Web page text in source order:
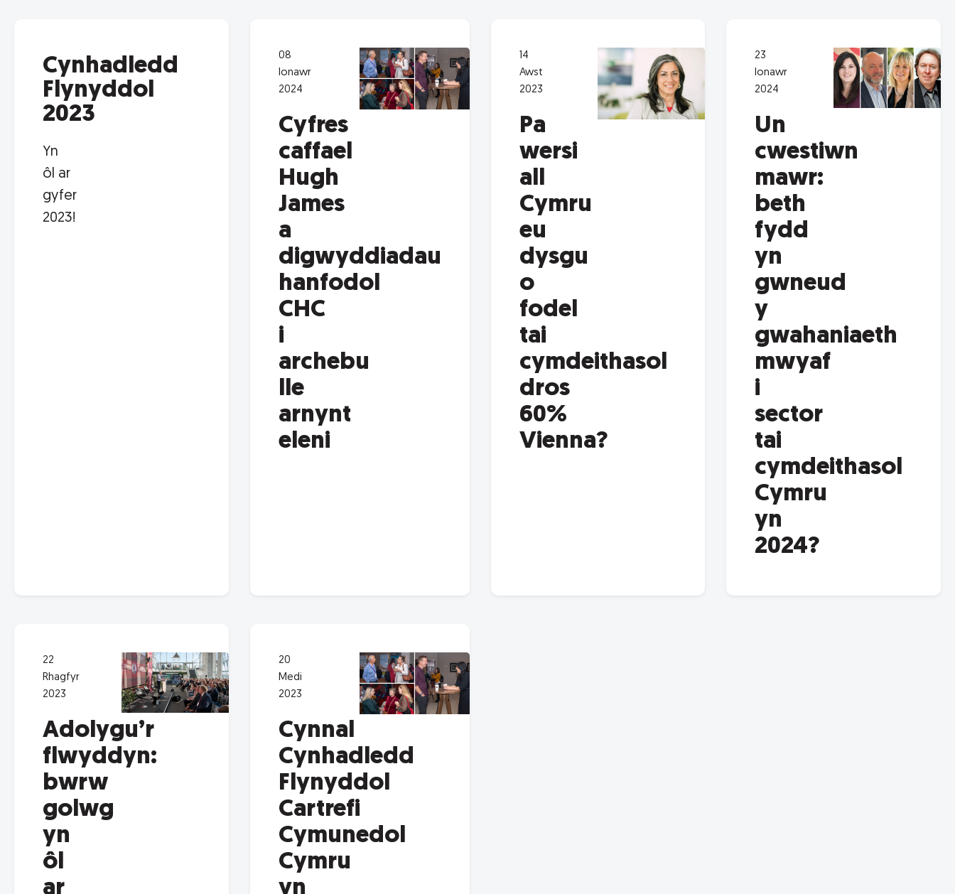
Cynhadledd
Flynyddol
2023
Yn
ôl ar
gyfer
2023!
08
Ionawr
2024
Cyfres
caffael
Hugh
James
a
digwyddiadau
hanfodol
CHC
i
archebu
lle
arnynt
eleni
14
Awst
2023
Pa
wersi
all
Cymru
eu
dysgu
o
fodel
tai
cymdeithasol
dros
60%
Vienna?
23
Ionawr
2024
Un
cwestiwn
mawr:
beth
fydd
yn
gwneud
y
gwahaniaeth
mwyaf
i
sector
tai
cymdeithasol
Cymru
yn
2024?
22
Rhagfyr
2023
Adolygu’r
flwyddyn:
bwrw
golwg
yn
ôl
ar
20
Medi
2023
Cynnal
Cynhadledd
Flynyddol
Cartrefi
Cymunedol
Cymru
yn